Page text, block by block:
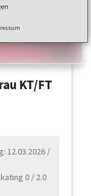
KT/FT
12.03.2026 /
0 / 2.0